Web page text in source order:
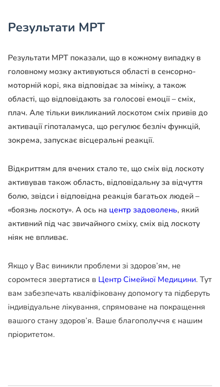
Результати МРТ
Результати МРТ показали, що в кожному випадку в
головному мозку активуються області в сенсорно-
моторній корі, яка відповідає за міміку, а також
області, що відповідають за голосові емоції – сміх,
плач. Але тільки викликаний лоскотом сміх привів до
активації гіпоталамуса, що регулює безліч функцій,
зокрема, запускає вісцеральні реакції.
Відкриттям для вчених стало те, що сміх від лоскоту
активував також область, відповідальну за відчуття
болю, звідси і відповідна реакція багатьох людей –
«боязнь лоскоту». А ось на центр задоволень, який
активний під час звичайного сміху, сміх від лоскоту
ніяк не впливає.
Якщо у Вас виникли проблеми зі здоров’ям, не
соромтеся звертатися в Центр Сімейної Медицини. Тут
вам забезпечать кваліфіковану допомогу та підберуть
індивідуальне лікування, спрямоване на покращення
вашого стану здоров’я. Ваше благополуччя є нашим
пріоритетом.